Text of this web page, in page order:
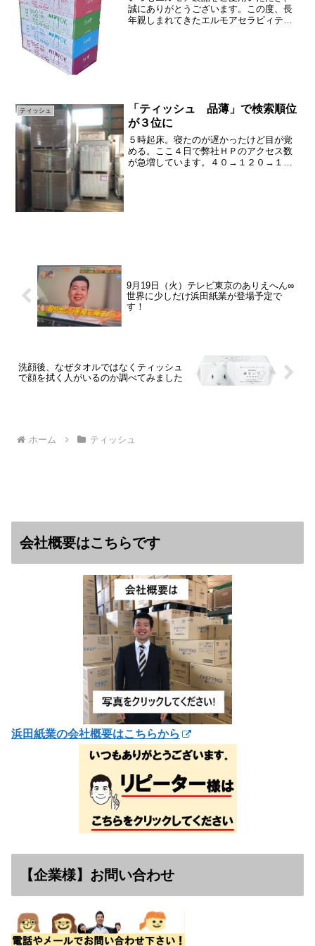
誠にありがとうございます。この度、長
年親しまれてきたエルモアセラピィティ
ティッシュ
「ティッシュ 品薄」で検索順位
が３位に
５時起床。寝たのが遅かったけど目が覚
める。ここ４日で弊社ＨＰのアクセス数
が急増しています。４０→１２０→１３
9月19日（火）テレビ東京のありえへん∞
世界に少しだけ浜田紙業が登場予定で
す！
洗顔後、なぜタオルではなくティッシュ
で顔を拭く人がいるのか調べてみました
ホーム ティッシュ
会社概要はこちらです
浜田紙業の会社概要はこちらから
【企業様】お問い合わせ